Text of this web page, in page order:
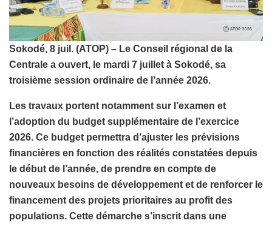
Sokodé, 8 juil. (ATOP) – Le Conseil régional de la
Centrale a ouvert, le mardi 7 juillet à Sokodé, sa
troisième session ordinaire de l’année 2026.
Les travaux portent notamment sur l’examen et
l’adoption du budget supplémentaire de l’exercice
2026. Ce budget permettra d’ajuster les prévisions
financières en fonction des réalités constatées depuis
le début de l’année, de prendre en compte de
nouveaux besoins de développement et de renforcer le
financement des projets prioritaires au profit des
populations. Cette démarche s’inscrit dans une